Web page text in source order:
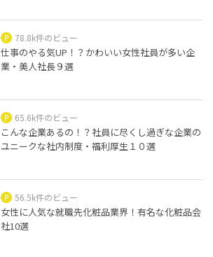
78.8k件のビュー
仕事のやる気UP！？かわいい女性社員が多い企
業・美人社長９選
65.6k件のビュー
こんな企業あるの！？社員に尽くし過ぎな企業の
ユニークな社内制度・福利厚生１０選
56.5k件のビュー
女性に人気な就職先化粧品業界！有名な化粧品会
社10選